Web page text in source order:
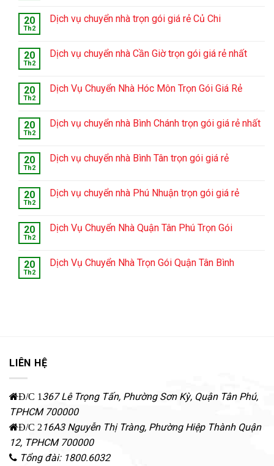
20
Th2
Dịch vụ chuyển nhà trọn gói giá rẻ Củ Chi
20
Th2
Dịch vụ chuyển nhà Cần Giờ trọn gói giá rẻ nhất
20
Th2
Dịch Vụ Chuyển Nhà Hóc Môn Trọn Gói Giá Rẻ
20
Th2
Dịch vụ chuyển nhà Bình Chánh trọn gói giá rẻ nhất
20
Th2
Dịch vụ chuyển nhà Bình Tân trọn gói giá rẻ
20
Th2
Dịch vụ chuyển nhà Phú Nhuận trọn gói giá rẻ
20
Th2
Dịch Vụ Chuyển Nhà Quận Tân Phú Trọn Gói
20
Th2
Dịch Vụ Chuyển Nhà Trọn Gói Quận Tân Bình
LIÊN HỆ
Đ/C 1 367 Lê Trọng Tấn, Phường Sơn Kỳ, Quận Tân Phú,
TPHCM 700000
Đ/C 2 16A3 Nguyễn Thị Tràng, Phường Hiệp Thành Quận
12, TPHCM 700000
Tổng đài: 1800.6032